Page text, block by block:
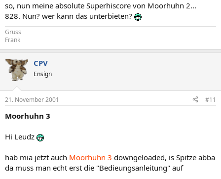
so, nun meine absolute Superhiscore von Moorhuhn 2...
828. Nun? wer kann das unterbieten?
Gruss
Frank
CPV
Ensign
21. November 2001 #11
Moorhuhn 3
Hi Leudz
hab mia jetzt auch Moorhuhn 3 downgeloaded, is Spitze abba
da muss man echt erst die "Bedieungsanleitung" auf